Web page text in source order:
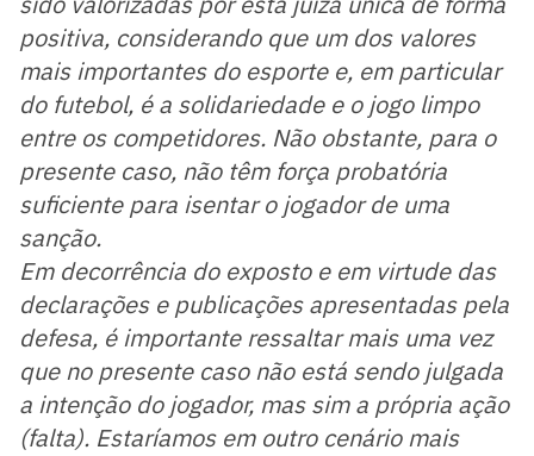
positiva, considerando que um dos valores
mais importantes do esporte e, em particular
do futebol, é a solidariedade e o jogo limpo
entre os competidores. Não obstante, para o
presente caso, não têm força probatória
suficiente para isentar o jogador de uma
sanção.
Em decorrência do exposto e em virtude das
declarações e publicações apresentadas pela
defesa, é importante ressaltar mais uma vez
que no presente caso não está sendo julgada
a intenção do jogador, mas sim a própria ação
(falta). Estaríamos em outro cenário mais